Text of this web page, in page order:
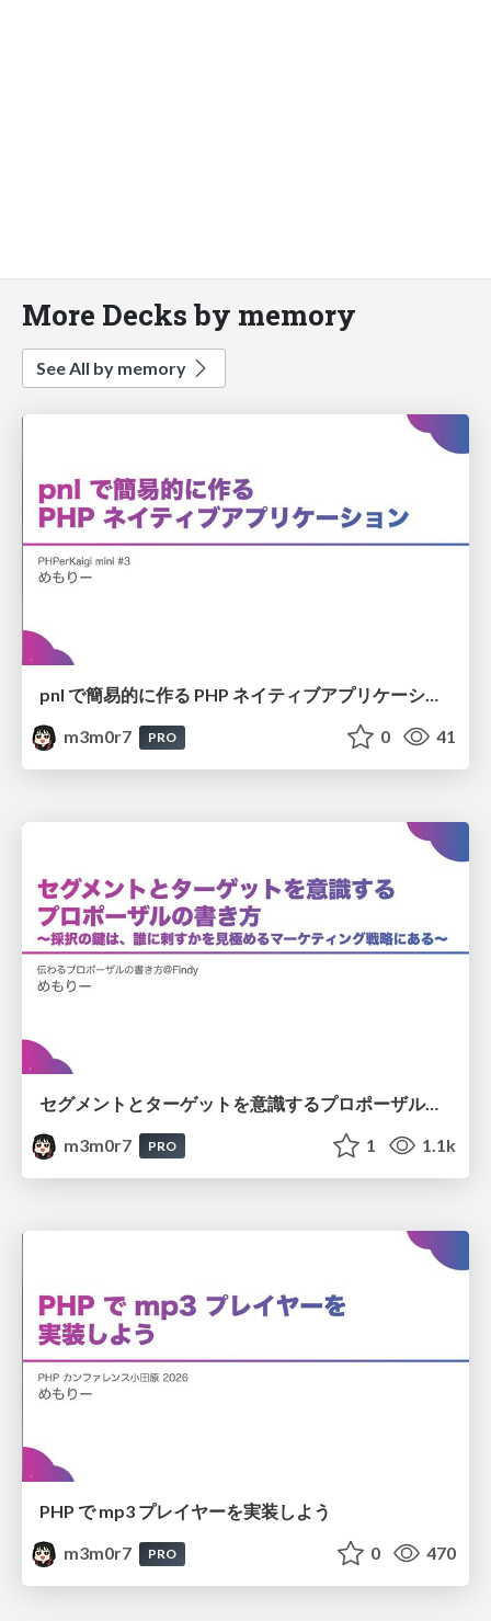
More Decks by memory
See All by memory
pnl で簡易的に作る PHP ネイティブアプリケーション
m3m0r7
PRO 0 41
セグメントとターゲットを意識するプロポーザルの書き方 〜採択の鍵は、誰に刺すかを見極めるマーケティング戦略にある〜
m3m0r7
PRO 1 1.1k
PHP で mp3 プレイヤーを実装しよう
m3m0r7
PRO 0 470